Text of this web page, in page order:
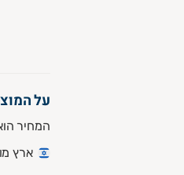
על
המחיר הוא
ארץ